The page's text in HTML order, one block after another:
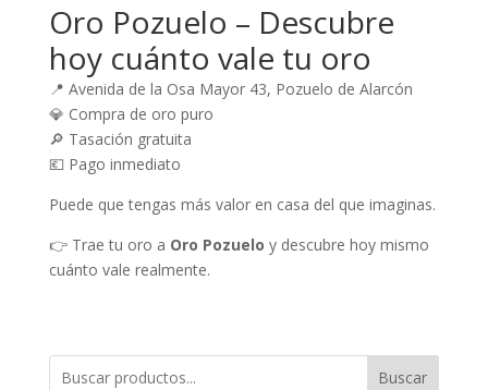
Oro Pozuelo – Descubre
hoy cuánto vale tu oro
📍 Avenida de la Osa Mayor 43, Pozuelo de Alarcón
💎 Compra de oro puro
🔎 Tasación gratuita
💶 Pago inmediato
Puede que tengas más valor en casa del que imaginas.
👉 Trae tu oro a Oro Pozuelo y descubre hoy mismo
cuánto vale realmente.
Buscar